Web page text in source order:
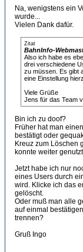
Na, wenigstens ein
wurde...
Vielen Dank dafür.
Zitat
BahnInfo-
Also ich habe es
drei verschiedene
zu müssen. Es gibt
eine Einstellung
Viele Grüße
Jens für das Team
Bin ich zu doof?
Früher hat man
bestätigt oder
Kreuz zum Löschen
konnte weiter
Jetzt habe ich nur
eines Users durch
wird. Klicke ich das
gelöscht.
Oder muß man alle
auf einmal
trennen?
Gruß Ingo